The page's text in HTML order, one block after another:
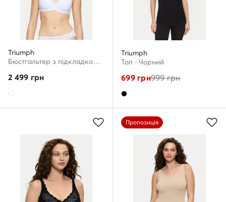
Triumph
Бюстгальтер з підкладкою · Білий
2 499 грн
Triumph
Топ · Чорний
699грн999грн
Пропозиція